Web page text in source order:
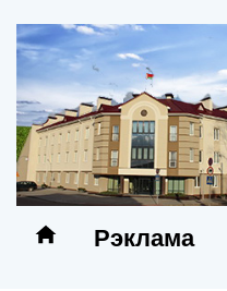
Рэклама